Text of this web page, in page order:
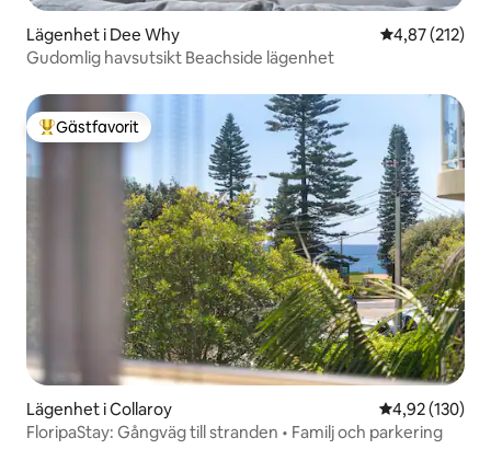
Lägenhet i Dee Why 4,87 av 5 i
4,87 (212)
Gudomlig havsutsikt Beachside lägenhet
Populär gästfavorit
Gästfavorit
Lägenhet i Collaroy 4,92 av 5 i
4,92 (130)
FloripaStay: Gångväg till stranden • Familj och parkering